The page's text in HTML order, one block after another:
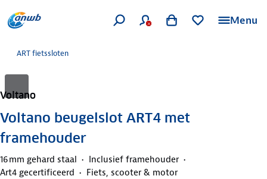
Menu
ART fietssloten
Voltano
Voltano beugelslot ART4 met
framehouder
16 mm gehard staal
Inclusief framehouder
Art4 gecertificeerd
Fiets, scooter & motor